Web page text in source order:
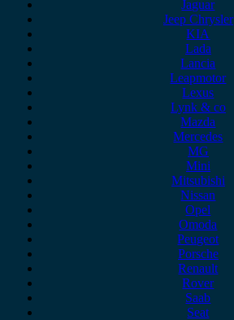
Jaguar
Jeep Chrysler
KIA
Lada
Lancia
Leapmotor
Lexus
Lynk & co
Mazda
Mercedes
MG
Mini
Mitsubishi
Nissan
Opel
Omoda
Peugeot
Porsche
Renault
Rover
Saab
Seat